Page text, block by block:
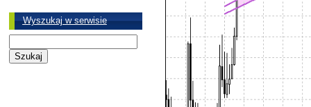
Wyszukaj w serwisie